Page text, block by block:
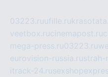
03223.ruufille.ru
veetbox.rucinemapost.ru
mega-press.ru03223.ru
eurovision-russia.rustrah-
itrack-24.ru